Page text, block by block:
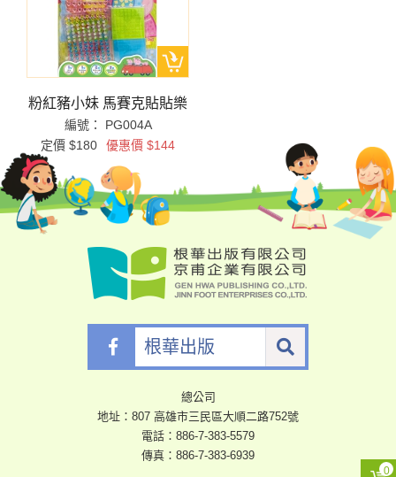
粉紅豬小妹 馬賽克貼貼樂
編號： PG004A
定價 $180
優惠價 $144
根華出版
總公司
地址：807 高雄市三民區大順二路752號
電話： 886-7-383-5579
傳真：886-7-383-6939